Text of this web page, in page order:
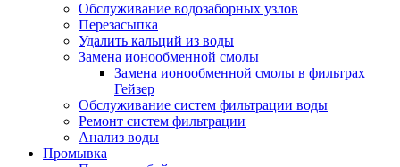
Обслуживание водозаборных узлов
Перезасыпка
Удалить кальций из воды
Замена ионообменной смолы
Замена ионообменной смолы в фильтрах
Гейзер
Обслуживание систем фильтрации воды
Ремонт систем фильтрации
Анализ воды
Промывка